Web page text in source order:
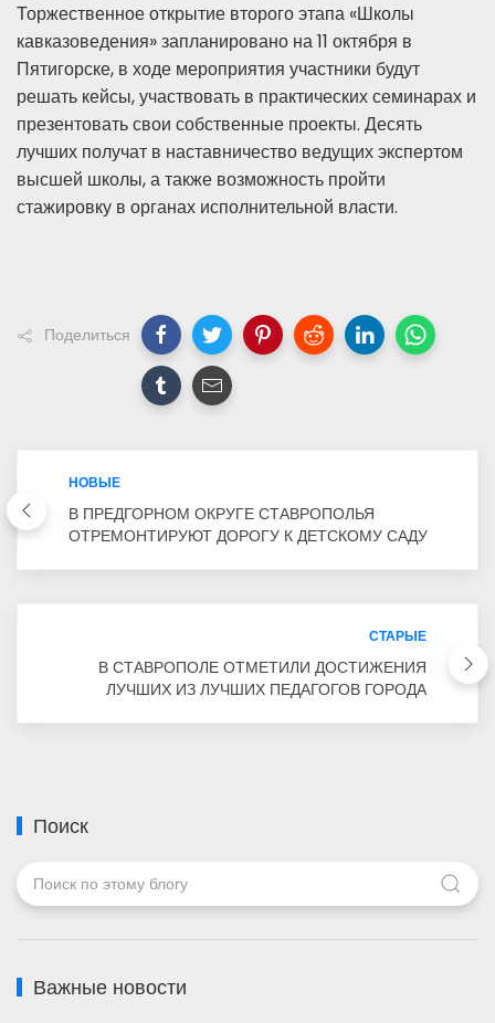
Торжественное открытие второго этапа «Школы
кавказоведения» запланировано на 11 октября в
Пятигорске, в ходе мероприятия участники будут
решать кейсы, участвовать в практических семинарах и
презентовать свои собственные проекты. Десять
лучших получат в наставничество ведущих экспертом
высшей школы, а также возможность пройти
стажировку в органах исполнительной власти.
Поделиться
НОВЫЕ
В ПРЕДГОРНОМ ОКРУГЕ СТАВРОПОЛЬЯ
ОТРЕМОНТИРУЮТ ДОРОГУ К ДЕТСКОМУ САДУ
СТАРЫЕ
В СТАВРОПОЛЕ ОТМЕТИЛИ ДОСТИЖЕНИЯ
ЛУЧШИХ ИЗ ЛУЧШИХ ПЕДАГОГОВ ГОРОДА
Поиск
Важные новости